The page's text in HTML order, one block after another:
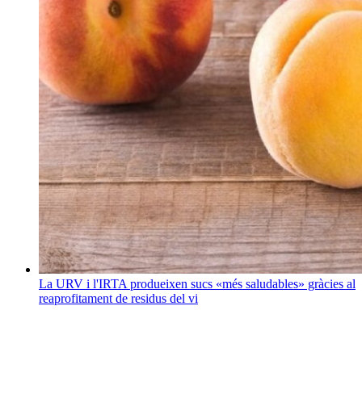
La URV i l'IRTA produeixen sucs «més saludables» gràcies al
reaprofitament de residus del vi